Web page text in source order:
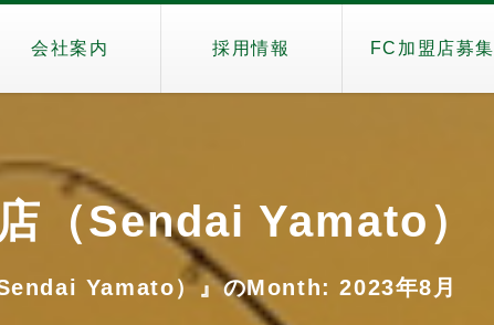
会社案内 採用情報 FC加盟店募集
（Sendai Yamato）
Sendai Yamato）』のMonth: 2023年8月